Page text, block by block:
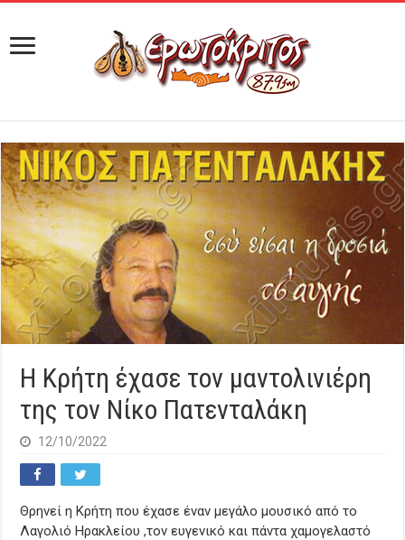
H Κρήτη έχασε τον μαντολινιέρη
της τον Νίκο Πατενταλάκη
12/10/2022
Θρηνεί η Κρήτη που έχασε έναν μεγάλο μουσικό από το
Λαγολιό Ηρακλείου ,τον ευγενικό και πάντα χαμογελαστό